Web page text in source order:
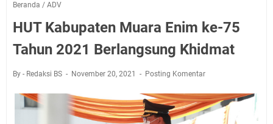
Beranda / ADV
HUT Kabupaten Muara Enim ke-75
Tahun 2021 Berlangsung Khidmat
By - Redaksi BS November 20, 2021 Posting Komentar